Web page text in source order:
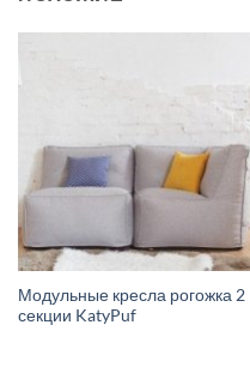
Модульные кресла рогожка 2
секции KatyPuf